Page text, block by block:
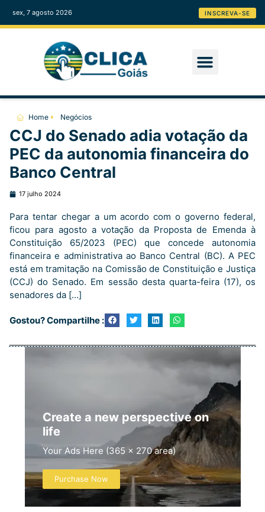
sex, 7 agosto 2026 INSCREVA-SE
Home Negócios
CCJ do Senado adia votação da
PEC da autonomia financeira do
Banco Central
17 julho 2024
Para tentar chegar a um acordo com o governo federal,
ficou para agosto a votação da Proposta de Emenda à
Constituição 65/2023 (PEC) que concede autonomia
financeira e administrativa ao Banco Central (BC). A PEC
está em tramitação na Comissão de Constituição e Justiça
(CCJ) do Senado. Em sessão desta quarta-feira (17), os
senadores da […]
Gostou? Compartilhe :
Create a new perspective on
life
Your Ads Here (365 x 270 area)
Purchase Now